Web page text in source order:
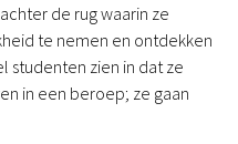
de rug waarin ze
te nemen en ontdekken
studenten zien in dat ze
in een beroep; ze gaan